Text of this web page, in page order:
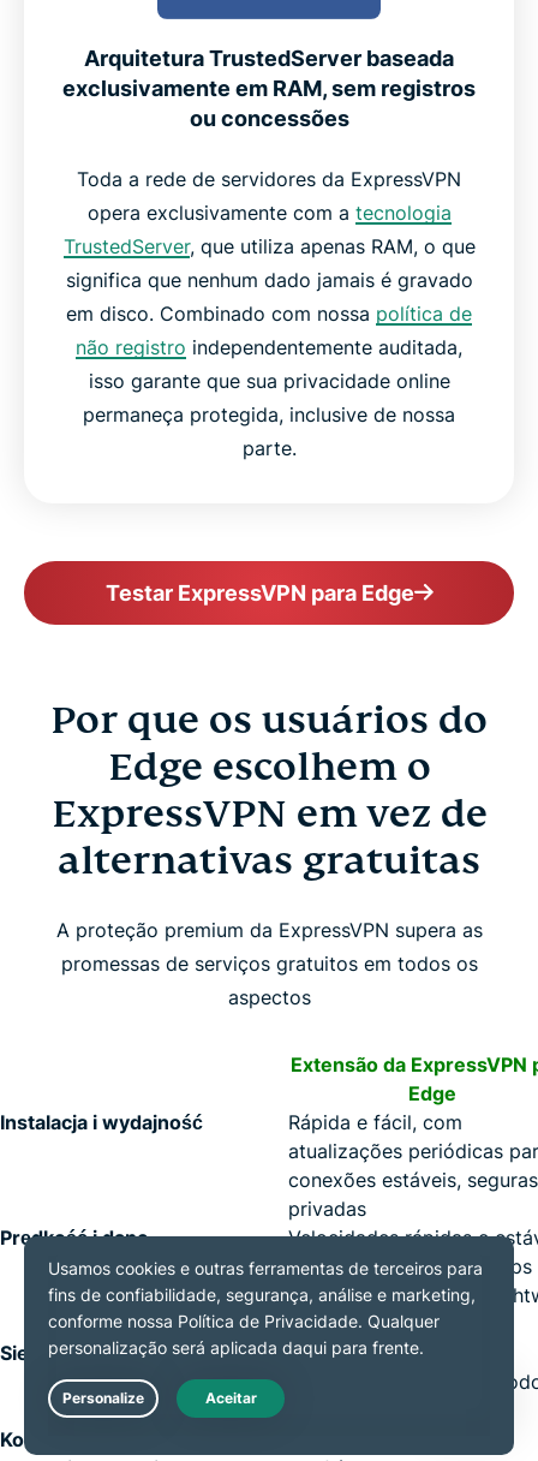
Arquitetura TrustedServer baseada
exclusivamente em RAM, sem registros
ou concessões
Toda a rede de servidores da ExpressVPN
opera exclusivamente com a tecnologia
TrustedServer, que utiliza apenas RAM, o que
significa que nenhum dado jamais é gravado
em disco. Combinado com nossa política de
não registro independentemente auditada,
isso garante que sua privacidade online
permaneça protegida, inclusive de nossa
parte.
Testar ExpressVPN para Edge
Por que os usuários do
Edge escolhem o
ExpressVPN em vez de
alternativas gratuitas
A proteção premium da ExpressVPN supera as
promessas de serviços gratuitos em todos os
aspectos
Extensão da ExpressVPN
Edge
Instalacja i wydajność
Rápida e fácil, com
atualizações periódicas
conexões estáveis,
privadas
Prędkość i dane
Velocidades rápidas e
com servidores de 10Gbps
40 Gbps e protocolo
dados ilimitados
Sieć serwerów
214+ localizações de
servidores seguras em
Kompatybilność z platformami